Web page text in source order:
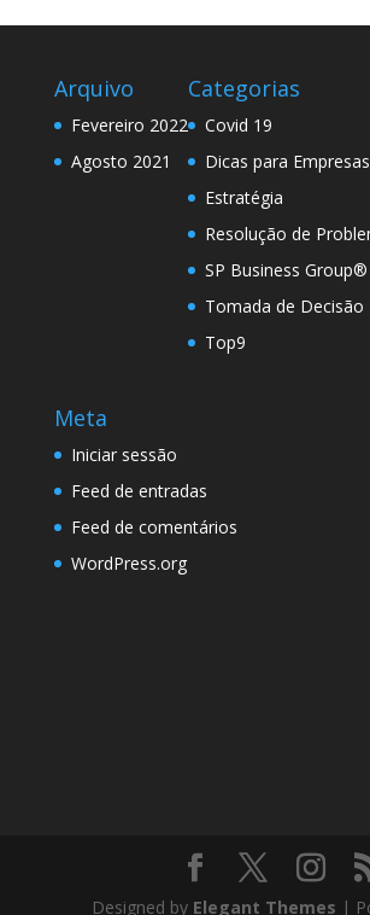
Arquivo
Fevereiro 2022
Agosto 2021
Categorias
Covid 19
Dicas para Empresas
Estratégia
Resolução de
SP Business Group®
Tomada de Decisão
Top9
Meta
Iniciar sessão
Feed de entradas
Feed de comentários
WordPress.org
Designed by Elegant Themes |